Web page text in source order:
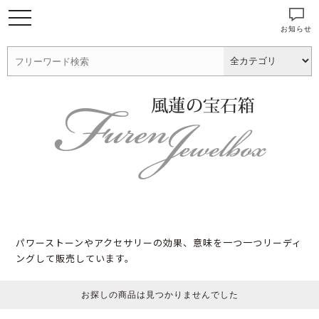
パワーストーンやアクセサリーの効果、意味を一つ一つリーディ
ングして販売しています。
お知らせ
お探しの商品は見つかりませんでした